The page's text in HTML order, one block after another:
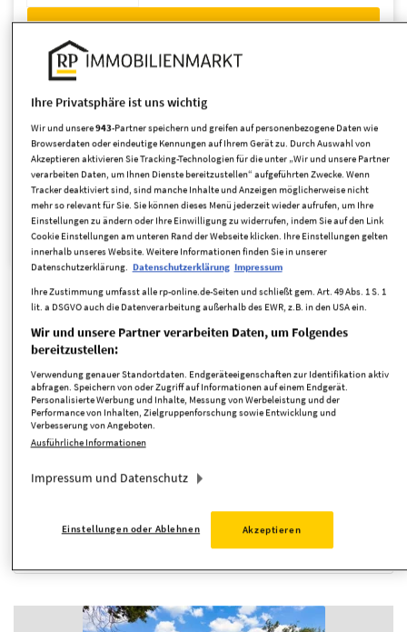
Grundstücksfläche
Suche anpassen
Objekttyp: Land- und Forstwirtschaftsgrundstücke
Neue Angebote per E-Mail erhalten
täglich
Verwendung von Cookies von RP Immobilienmarkt.
Ihre Privatsphäre ist uns wichtig
Wir und unsere943-Partner speichern und greifen auf personenbezogene Daten wie
Browserdaten oder eindeutige Kennungen auf Ihrem Gerät zu. Durch Auswahl von
Akzeptieren aktivieren Sie Tracking-Technologien für die unter „Wir und unsere Partner
verarbeiten Daten, um Ihnen Dienste bereitzustellen“ aufgeführten Zwecke. Wenn
Tracker deaktiviert sind, sind manche Inhalte und Anzeigen möglicherweise nicht
mehr so relevant für Sie. Sie können dieses Menü jederzeit wieder aufrufen, um Ihre
Einstellungen zu ändern oder Ihre Einwilligung zu widerrufen, indem Sie auf den Link
Cookie Einstellungen am unteren Rand der Webseite klicken. Ihre Einstellungen gelten
innerhalb unseres Website. Weitere Informationen finden Sie in unserer
Datenschutzerklärung. Datenschutzerklärung Impressum
Ihre Zustimmung umfasst alle rp-online.de-Seiten und schließt gem. Art. 49 Abs. 1 S. 1
lit. a DSGVO auch die Datenverarbeitung außerhalb des EWR, z.B. in den USA ein.
Wir und unsere Partner verarbeiten Daten, um Folgendes
bereitzustellen:
Verwendung genauer Standortdaten. Endgeräteeigenschaften zur Identifikation aktiv
abfragen. Speichern von oder Zugriff auf Informationen auf einem Endgerät.
Personalisierte Werbung und Inhalte, Messung von Werbeleistung und der
Performance von Inhalten, Zielgruppenforschung sowie Entwicklung und
Verbesserung von Angeboten.
Ausführliche Informationen
Impressum und Datenschutz
Einstellungen oder Ablehnen Akzeptieren